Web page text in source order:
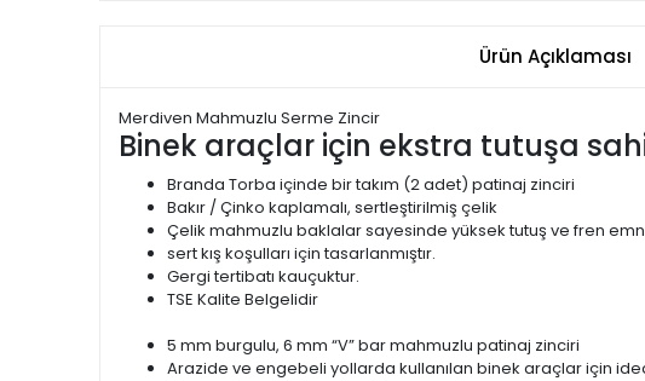
Ürün Açıklaması
Merdiven Mahmuzlu Serme Zincir
Binek araçlar için ekstra tutuşa
Branda Torba içinde bir takım (2 adet) patinaj zinciri
Bakır / Çinko kaplamalı, sertleştirilmiş çelik
Çelik mahmuzlu baklalar sayesinde yüksek tutuş ve fren
sert kış koşulları için tasarlanmıştır.
Gergi tertibatı kauçuktur.
TSE Kalite Belgelidir
5 mm burgulu, 6 mm “V” bar mahmuzlu patinaj zinciri
Arazide ve engebeli yollarda kullanılan binek araçlar için